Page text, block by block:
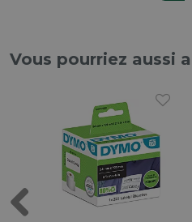
Vous pourriez aussi